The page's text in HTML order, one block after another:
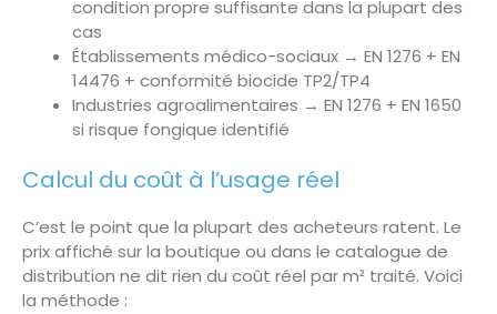
condition propre suffisante dans la plupart des
cas
Établissements médico-sociaux → EN 1276 + EN
14476 + conformité biocide TP2/TP4
Industries agroalimentaires → EN 1276 + EN 1650
si risque fongique identifié
Calcul du coût à l’usage réel
C’est le point que la plupart des acheteurs ratent. Le
prix affiché sur la boutique ou dans le catalogue de
distribution ne dit rien du coût réel par m² traité. Voici
la méthode :